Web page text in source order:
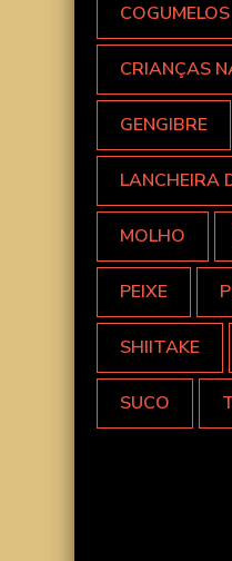
COGUMELOS
CRIANÇAS
GENGIBRE
LANCHEIRA
MOLHO
PEIXE
SHIITAKE
SUCO